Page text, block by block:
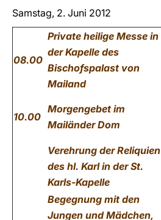
Samstag, 2. Juni 2012
08.00
Private heilige Messe in
der Kapelle des
Bischofspalast von
Mailand
10.00
Morgengebet im
Mailänder Dom
Verehrung der Reliquien
des hl. Karlin der St.
Karls-Kapelle
Begegnung mit den
Jungen und Mädchen,